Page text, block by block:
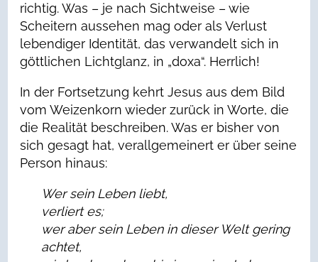
richtig. Was – je nach Sichtweise – wie
Scheitern aussehen mag oder als Verlust
lebendiger Identität, das verwandelt sich in
göttlichen Lichtglanz, in „doxa“. Herrlich!
In der Fortsetzung kehrt Jesus aus dem Bild
vom Weizenkorn wieder zurück in Worte, die
die Realität beschreiben. Was er bisher von
sich gesagt hat, verallgemeinert er über seine
Person hinaus:
Wer sein Leben liebt,
verliert es;
wer aber sein Leben in dieser Welt gering
achtet,